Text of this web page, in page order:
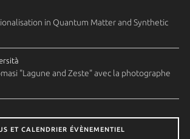
in Quantum Matter and Synthetic
"Lagune and Zeste" avec la photographe
ET CALENDRIER ÉVÈNEMENTIEL